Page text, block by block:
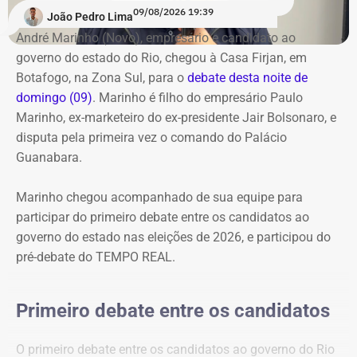
Siri (PSOL). O candidato Eduardo Paes (PSD) informou
na noite anterior que não iria comparecer.
Acompanhe a cobertura especial do TEMPO REAL pelo
Instagram do portal, com transmissão e atualizações nos
Stories, e ao vivo pelo YouTube.
também terão uma nova rodada de confrontos com
temas livres, seguindo o mesmo controle de tempo por
cronômetro.
O debate marca a estreia do TEMPO REAL na cobertura
de uma eleição estadual. O portal já havia acompanhado
as eleições municipais de 2024 em todo o estado do Rio
e, agora, amplia a cobertura para a disputa pelo governo
Acompanhe a transmissão e a cobertura em tempo real
do primeiro debate entre os candidatos ao governo do
Rio.
João Pedro Lima09/08/2026 19:39
André Marinho (Novo), empresário e candidato ao
governo do estado do Rio, chegou à Casa Firjan, em
Botafogo, na Zona Sul, para o debate desta noite de
domingo (09). Marinho é filho do empresário Paulo
Marinho, ex-marketeiro do ex-presidente Jair Bolsonaro, e
disputa pela primeira vez o comando do Palácio
Guanabara.
Marinho chegou acompanhado de sua equipe para
participar do primeiro debate entre os candidatos ao
governo do estado nas eleições de 2026, e participou do
pré-debate do TEMPO REAL.
Primeiro debate entre os candidatos
O primeiro debate entre os candidatos ao governo do Rio